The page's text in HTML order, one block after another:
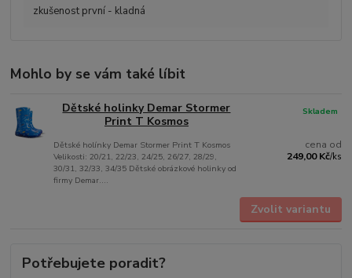
zkušenost první - kladná
Mohlo by se vám také líbit
Dětské holinky Demar Stormer
Print T Kosmos
Dětské holínky Demar Stormer Print T Kosmos
Velikosti: 20/21, 22/23, 24/25, 26/27, 28/29,
30/31, 32/33, 34/35 Dětské obrázkové holinky od
firmy Demar....
cena od
249,00 Kč/ks
Skladem
Zvolit variantu
Potřebujete poradit?